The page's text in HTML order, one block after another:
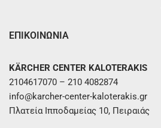
ΕΠΙΚΟΙΝΩΝΙΑ
KÄRCHER CENTER KALOTERAKIS
2104617070 – 210 4082874
info@karcher-center-kaloterakis.gr
Πλατεία Ιπποδαμείας 10, Πειραιάς